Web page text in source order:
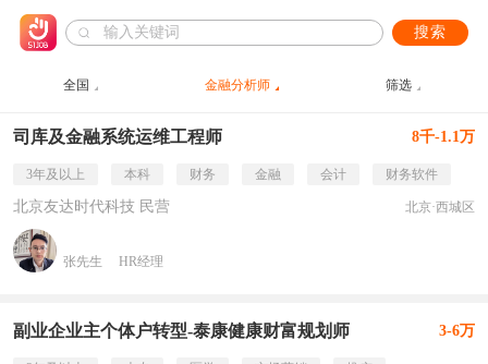
搜索
全国 金融分析师 筛选
司库及金融系统运维工程师 8千-1.1万
3年及以上 本科 财务 金融 会计 财务软件
北京友达时代科技 民营 北京·西城区
张先生 HR经理
副业企业主个体户转型-泰康健康财富规划师 3-6万